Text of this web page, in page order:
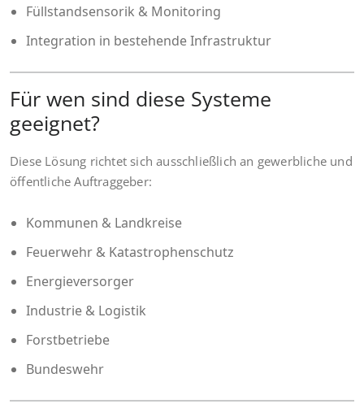
Füllstandsensorik & Monitoring
Integration in bestehende Infrastruktur
Für wen sind diese Systeme
geeignet?
Diese Lösung richtet sich ausschließlich an gewerbliche und
öffentliche Auftraggeber:
Kommunen & Landkreise
Feuerwehr & Katastrophenschutz
Energieversorger
Industrie & Logistik
Forstbetriebe
Bundeswehr